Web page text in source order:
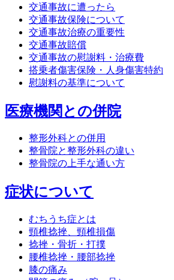
交通事故に遭ったら
交通事故保険について
交通事故治療の重要性
交通事故賠償
交通事故の慰謝料・治療費
搭乗者傷害保険・人身傷害特約
慰謝料の基準について
医療機関との併院
整形外科との併用
整骨院と整形外科の違い
整骨院の上手な通い方
症状について
むちうち症とは
頸椎捻挫、頸椎損傷
捻挫・骨折・打撲
腰椎捻挫・腰部捻挫
膝の痛み